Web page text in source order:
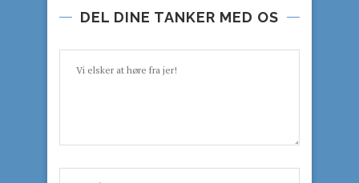
DEL DINE TANKER MED OS